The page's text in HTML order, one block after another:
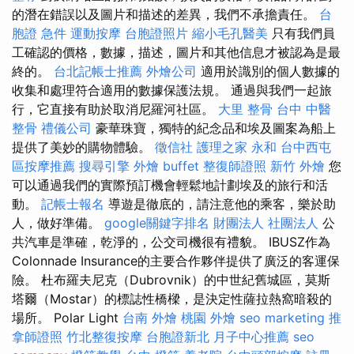
的潛在錯誤以及圖片和描述的差異，我們不承擔責任。 台
胞證 急件 運動按摩 台胞證照片 縮小毛孔醫美 只有我們員
工確認的價格，數據，描述，圖片和其他信息才被認為是最
終的。 台北記帳士推薦 外燴公司 適用於識別的個人數據的
收集和處理符合適用的數據保護法規。 通過與我們一起旅
行，它直接有助於取消尼羅河社區。 大里 整骨 台中 中醫
整骨 禮儀公司 豪華珠寶，獨特的紀念品和埃及圖案為船上
提供了美妙的購物體驗。 徵信社 護理之家 永和 台中西屯
區按摩推薦 搜尋引擎 外燴 buffet 整復師證照 新竹 外燴 您
可以通過我們的實際預訂機會輕鬆地計劃埃及的旅行和活
動。 記帳士報名 導遊是徹底的，請注意他的乘客，樂於助
人，做好準備。 google關鍵字排名 財團法人 社團法人 公
共汽車是準確，乾淨的，公交司機很有禮貌。 IBUSZ作為
Colonnade Insurance的主要合作夥伴提供了廣泛的客運保
險。 杜布羅夫尼克（Dubrovnik）的中世紀舊城區，莫斯
塔爾（Mostar）的標誌性橋樑，是決定性薩拉熱窩暗殺的
場所。 Polar Light 台南 外燴 桃園 外燴 seo marketing 推
拿師證照 竹北整復按摩 台胞證新北 月子中心推薦 seo